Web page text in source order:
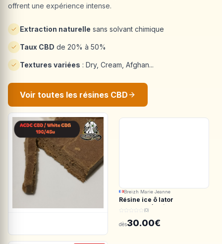
Breizh Marie Jeanne
Résine ice ô lator
ACDC.CBD/White CBG
(0)
dès30.00€
offrent une expérience intense.
Extraction naturelle sans solvant chimique
Taux CBD de 20% à 50%
Textures variées : Dry, Cream, Afghan...
Voir toutes les résines CBD